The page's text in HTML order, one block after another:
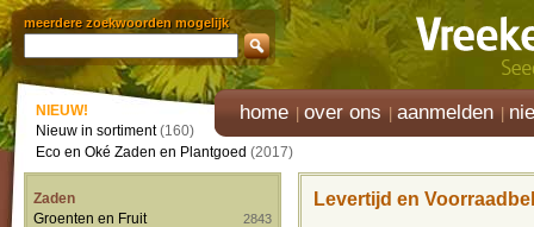
meerdere zoekwoorden mogelijk
home over ons aanmelden
NIEUW!
Nieuw in sortiment(160)
Eco en Oké Zaden en Plantgoed (2017)
Zaden
Groenten en Fruit
2843
Levertijd en